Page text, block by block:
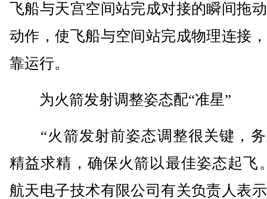
飞船与天宫空间站完成对接的瞬间拖
动作，使飞船与空间站完成物理连接
靠运行。
为火箭发射调整姿态配“准星”
“火箭发射前姿态调整很关键，务
精益求精，确保火箭以最佳姿态起飞
航天电子技术有限公司有关负责人表